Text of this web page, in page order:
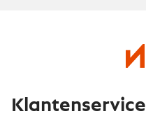
Klantenservice